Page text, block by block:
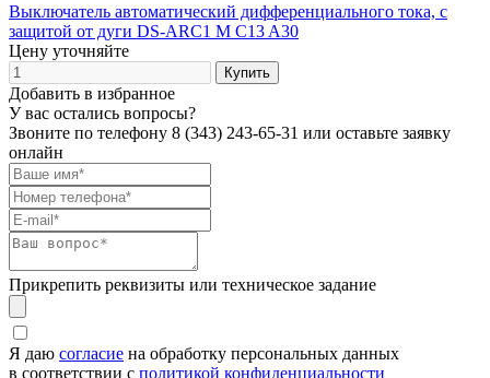
Выключатель автоматический дифференциального тока, с
защитой от дуги DS-ARC1 M C13 A30
Цену уточняйте
Добавить в избранное
У вас остались вопросы?
Звоните по телефону 8 (343) 243-65-31 или оставьте заявку
онлайн
Прикрепить реквизиты или техническое задание
Я даю согласие на обработку персональных данных
в соответствии с политикой конфиденциальности